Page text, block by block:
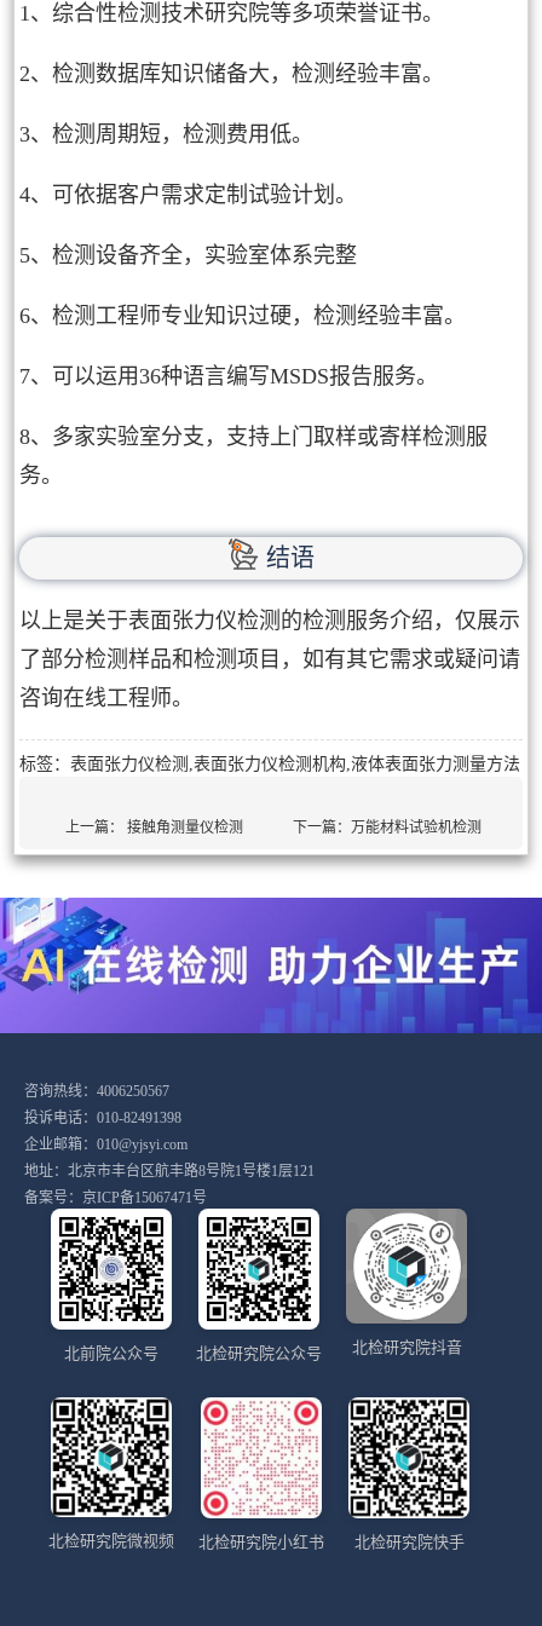
1、综合性检测技术研究院等多项荣誉证书。
2、检测数据库知识储备大，检测经验丰富。
3、检测周期短，检测费用低。
4、可依据客户需求定制试验计划。
5、检测设备齐全，实验室体系完整
6、检测工程师专业知识过硬，检测经验丰富。
7、可以运用36种语言编写MSDS报告服务。
8、多家实验室分支，支持上门取样或寄样检测服
务。
结语
以上是关于表面张力仪检测的检测服务介绍，仅展示
了部分检测样品和检测项目，如有其它需求或疑问请
咨询在线工程师。
标签：表面张力仪检测,表面张力仪检测机构,液体表面张力测量方法
上一篇：接触角测量仪检测 下一篇：万能材料试验机检测
咨询热线：4006250567
投诉电话：010-82491398
企业邮箱：010@yjsyi.com
地址：北京市丰台区航丰路8号院1号楼1层121
备案号： 京ICP备15067471号
北前院公众号 北检研究院公众号 北检研究院抖音
北检研究院微视频 北检研究院小红书 北检研究院快手